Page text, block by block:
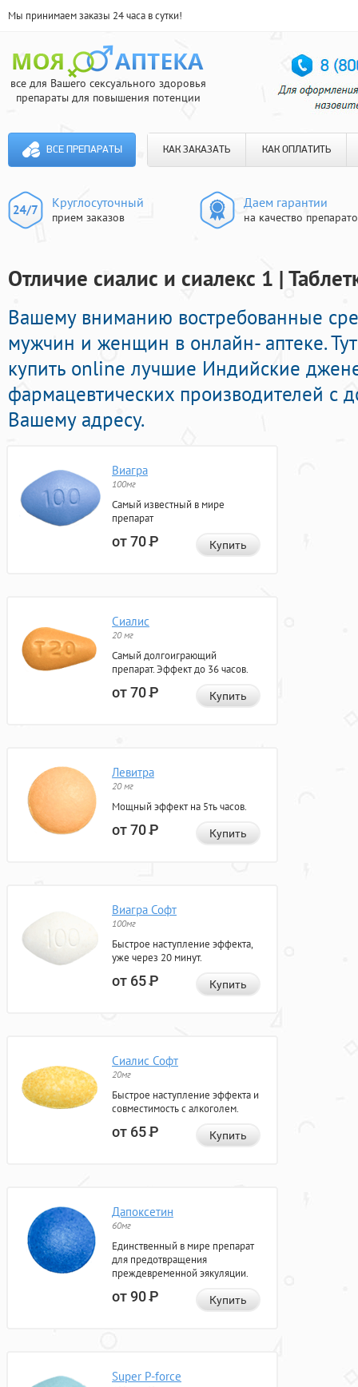
Мы принимаем заказы 24 часа в сутки!
все для Вашего сексуального здоровья
препараты для повышения потенции
ВСЕ ПРЕПАРАТЫ КАК ЗАКАЗАТЬ КАК ОПЛАТИТЬ
Круглосуточный
прием заказов
Даем гарантии
на качество
Отличие сиалис и сиалекс 1 |
Вашему вниманию востребованные
мужчин и женщин в онлайн- аптеке.
купить online лучшие Индийские
фармацевтических производителей с
Вашему адресу.
Виагра
100мг
Самый известный в мире
препарат
от 70Р Купить
Сиалис
20 мг
Самый долгоиграющий
препарат. Эффект до 36 часов.
от 70Р Купить
Левитра
20 мг
Мощный эффект на 5ть часов.
от 70Р Купить
Виагра Софт
100мг
Быстрое наступление эффекта,
уже через 20 минут.
от 65Р Купить
Сиалис Софт
20мг
Быстрое наступление эффекта и
совместимость с алкоголем.
от 65Р Купить
Дапоксетин
60мг
Единственный в мире препарат
для предотвращения
преждевременной эякуляции.
от 90Р Купить
Super P-force